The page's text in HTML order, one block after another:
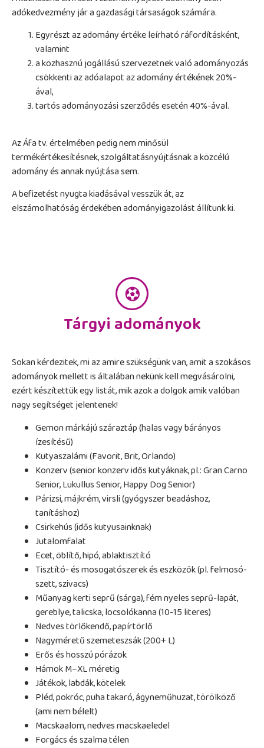
adókedvezmény jár a gazdasági társaságok számára.
Egyrészt az adomány értéke leírható ráfordításként,
valamint
a közhasznú jogállású szervezetnek való adományozás
csökkenti az adóalapot az adomány értékének 20%-
ával,
tartós adományozási szerződés esetén 40%-ával.
Az Áfa tv. értelmében pedig nem minősül
termékértékesítésnek, szolgáltatásnyújtásnak a közcélú
adomány és annak nyújtása sem.
A befizetést nyugta kiadásával vesszük át, az
elszámolhatóság érdekében adományigazolást állítunk ki.
Tárgyi adományok
Sokan kérdezitek, mi az amire szükségünk van, amit a szokásos
adományok mellett is általában nekünk kell megvásárolni,
ezért készítettük egy listát, mik azok a dolgok amik valóban
nagy segítséget jelentenek!
Gemon márkájú száraztáp (halas vagy bárányos
ízesítésű)
Kutyaszalámi (Favorit, Brit, Orlando)
Konzerv (senior konzerv idős kutyáknak, pl.: Gran Carno
Senior, Lukullus Senior, Happy Dog Senior)
Párizsi, májkrém, virsli (gyógyszer beadáshoz,
tanításhoz)
Csirkehús (idős kutyusainknak)
Jutalomfalat
Ecet, öblítő, hipó, ablaktisztító
Tisztító- és mosogatószerek és eszközök (pl. felmosó-
szett, szivacs)
Műanyag kerti seprű (sárga), fém nyeles seprű-lapát,
gereblye, talicska, locsolókanna (10-15 literes)
Nedves törlőkendő, papírtörlő
Nagyméretű szemeteszsák (200+ L)
Erős és hosszú pórázok
Hámok M–XL méretig
Játékok, labdák, kötelek
Pléd, pokróc, puha takaró, ágyneműhuzat, törölköző
(ami nem bélelt)
Macskaalom, nedves macskaeledel
Forgács és szalma télen